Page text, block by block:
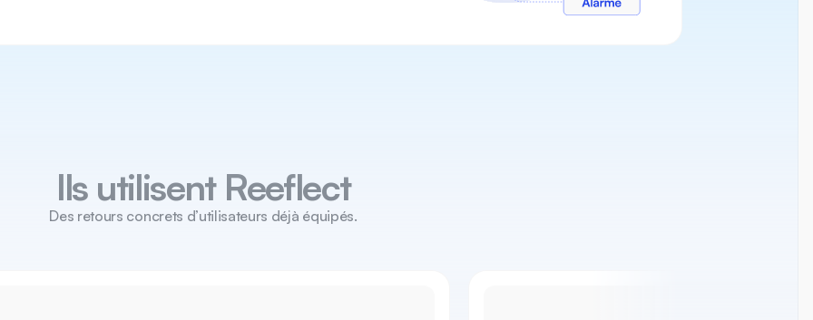
Ils utilisent Reeflect
Des retours concrets d’utilisateurs déjà équipés.